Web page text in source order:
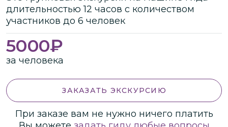
длительностью12 часов с количеством
участников до 6 человек
5000₽
за человека
ЗАКАЗАТЬ ЭКСКУРСИЮ
При заказе вам не нужно ничего платить